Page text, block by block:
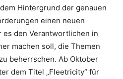
Hintergrund der genauen
einen neuen
den Verantwortlichen in
machen soll, die Themen
beherrschen. Ab Oktober
dem Titel „Fleetricity“ für